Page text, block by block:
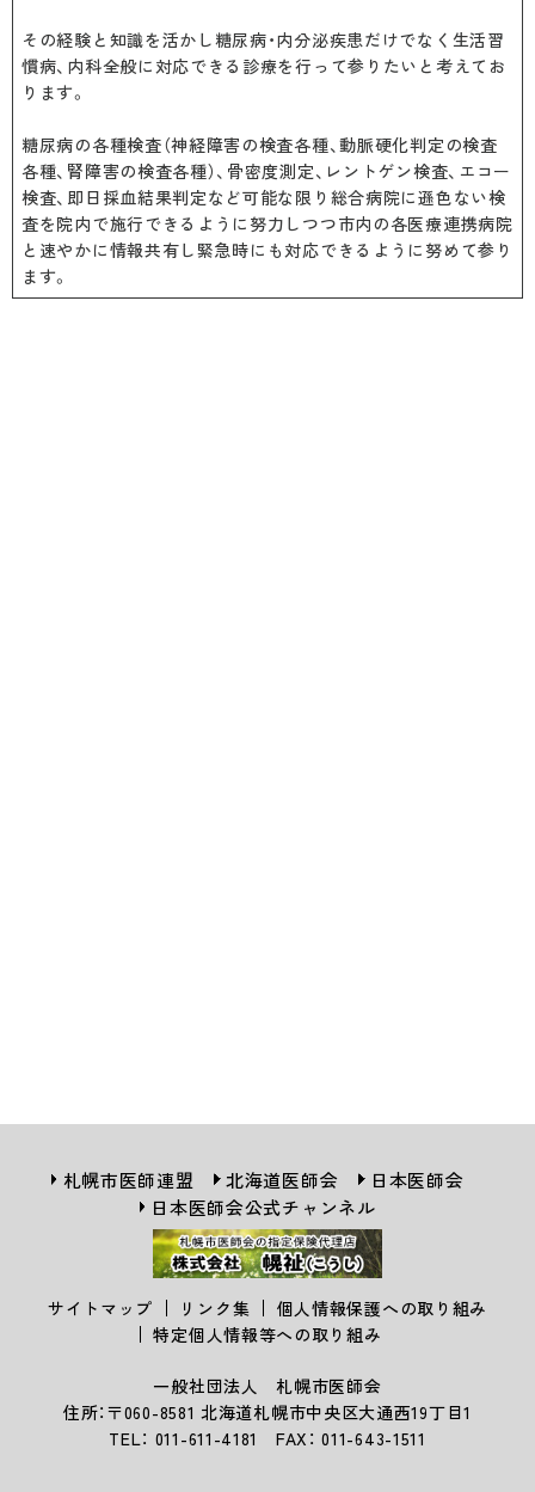
その経験と知識を活かし糖尿病・内分泌疾患だけでなく生活習
慣病、内科全般に対応できる診療を行って参りたいと考えてお
ります。
糖尿病の各種検査（神経障害の検査各種、動脈硬化判定の検査
各種、腎障害の検査各種）、骨密度測定、レントゲン検査、エコー
検査、即日採血結果判定など可能な限り総合病院に遜色ない検
査を院内で施行できるように努力しつつ市内の各医療連携病院
と速やかに情報共有し緊急時にも対応できるように努めて参り
ます。
札幌市医師連盟 北海道医師会
日本医師会
日本医師会公式チャンネル
サイトマップ リンク集
個人情報保護への取り組み
特定個人情報等への取り組み
一般社団法人 札幌市医師会
住所：〒060-8581 北海道札幌市中央区大通西19丁目1
TEL： 011-611-4181 FAX： 011-643-1511